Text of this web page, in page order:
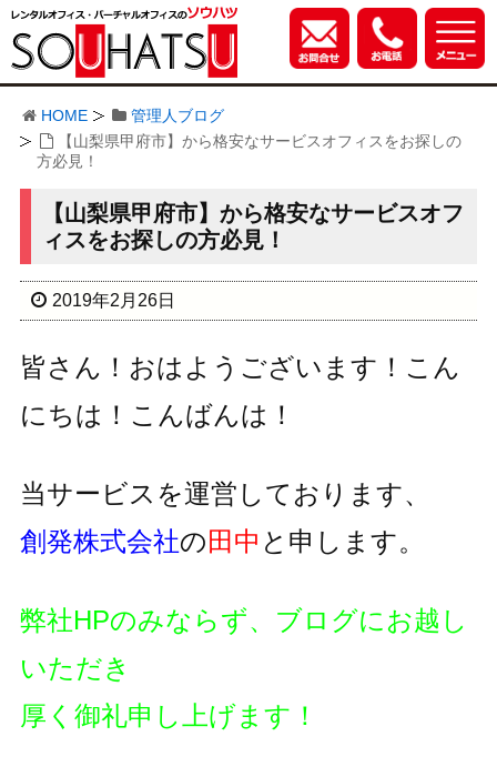
HOME
管理人ブログ
【山梨県甲府市】から格安なサービスオフィスをお探しの
方必見！
【山梨県甲府市】から格安なサービスオフ
ィスをお探しの方必見！
2019年2月26日
皆さん！おはようございます！こん
にちは！こんばんは！
当サービスを運営しております、
創発株式会社の田中 と申します。
弊社HPのみならず、ブログにお越し
いただき
厚く御礼申し上げます！